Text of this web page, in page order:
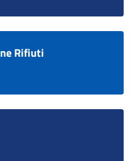
Rifiuti